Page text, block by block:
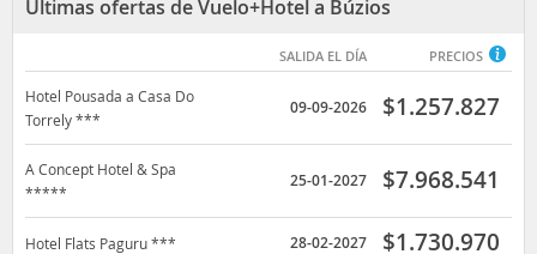
Últimas ofertas de Vuelo+Hotel a Búzios
SALIDA EL DÍA PRECIOS
Hotel Pousada a Casa Do
Torrely ***
09-09-2026 $1.257.827
A Concept Hotel & Spa
*****
25-01-2027 $7.968.541
Hotel Flats Paguru *** 28-02-2027 $1.730.970